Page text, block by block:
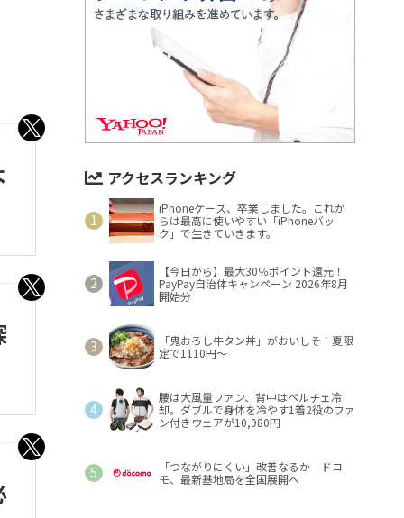
アクセスランキング
iPhoneケース、卒業しました。これか
らは最高に使いやすい「iPhoneバッ
ク」で生きていきます。
【今日から】最大30％ポイント還元！
PayPay自治体キャンペーン 2026年8月
開始分
「鬼おろし牛タン丼」がおいしそ！夏限
定で1110円～
腰は大風量ファン、背中はペルチェ冷
却。ダブルで身体を冷やす1着2役のファ
ン付きウェアが10,980円
「つながりにくい」改善なるか ドコ
モ、最新基地局を全国展開へ